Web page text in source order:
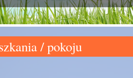
/ pokoju